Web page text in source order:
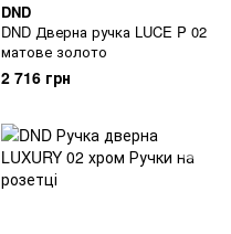
DND
DND Дверна ручка LUCE P 02
матове золото
2 716 грн